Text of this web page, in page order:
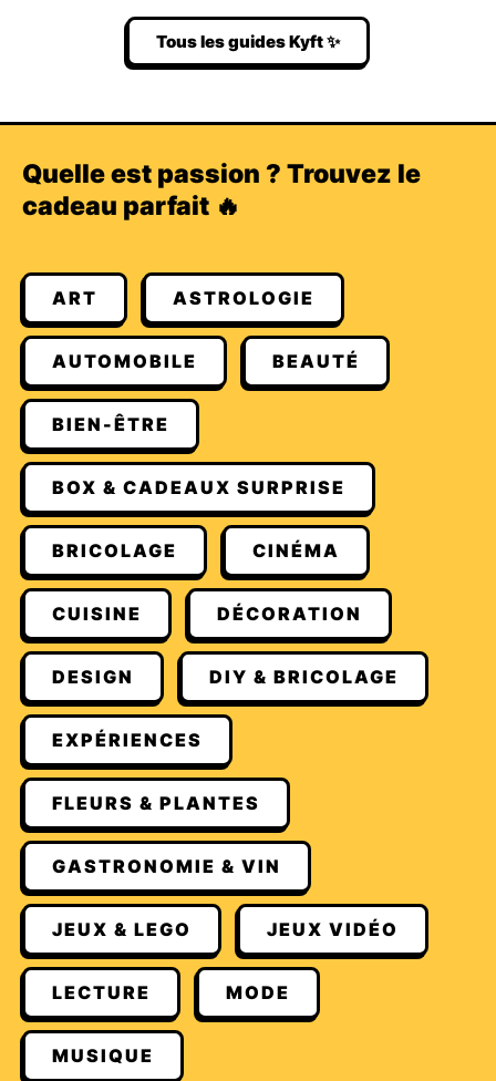
Tous les guides Kyft ✨
Quelle est passion ? Trouvez le
cadeau parfait 🔥
ART ASTROLOGIE
AUTOMOBILE BEAUTÉ
BIEN-ÊTRE
BOX & CADEAUX SURPRISE
BRICOLAGE CINÉMA
CUISINE DÉCORATION
DESIGN DIY & BRICOLAGE
EXPÉRIENCES
FLEURS & PLANTES
GASTRONOMIE & VIN
JEUX & LEGO JEUX VIDÉO
LECTURE MODE
MUSIQUE